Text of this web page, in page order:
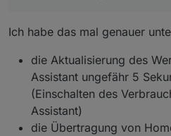
Ich habe das mal genauer
die Aktualisierung des
Assistant ungefähr 5
(Einschalten des
Assistant)
die Übertragung von